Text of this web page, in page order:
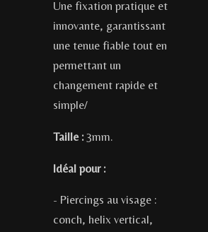
Une fixation pratique et
innovante, garantissant
une tenue fiable tout en
permettant un
changement rapide et
simple/
Taille :3mm.
Idéal pour :
- Piercings au visage :
conch, helix vertical,